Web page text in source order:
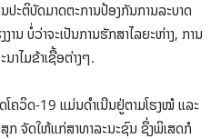
ປະຕິບັດມາດຕະການປ້ອງກັນການລະບາດ
ານ ບໍ່ວ່າຈະເປັນການຮັກສາໄລຍະຫ່າງ, ການ
ໄມຂ້າເຊື້ອຕ່າງໆ.
ຄວິດ-19 ແມ່ນດຳເນີນຢູ່ຕາມໂຮງໝໍ ແລະ
ກ ຈັດໃຫ້ແກ່ສາທາລະນະຊົນ ຊຶ່ງພິເສດກໍ